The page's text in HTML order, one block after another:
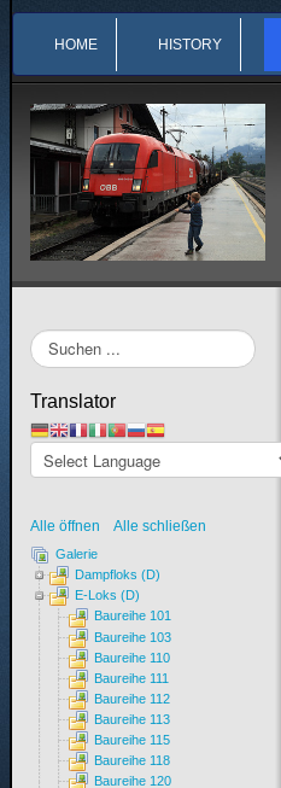
HOME HISTORY
Suchen
...
Translator
Alle öffnen Alle schließen
Galerie
Dampfloks (D)
E-Loks (D)
Baureihe 101
Baureihe 103
Baureihe 110
Baureihe 111
Baureihe 112
Baureihe 113
Baureihe 115
Baureihe 118
Baureihe 120